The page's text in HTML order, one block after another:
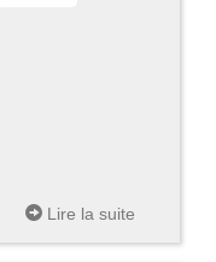
Lire la suite